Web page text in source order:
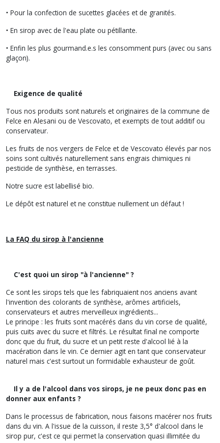
• Pour la confection de sucettes glacées et de granités.
• En sirop avec de l'eau plate ou pétillante.
• Enfin les plus gourmand.e.s les consomment purs (avec ou sans
glaçon).
Exigence de qualité
Tous nos produits sont naturels et originaires de la commune de
Felce en Alesani ou de Vescovato, et exempts de tout additif ou
conservateur.
Les fruits de nos vergers de Felce et de Vescovato élevés par nos
soins sont cultivés naturellement sans engrais chimiques ni
pesticide de synthèse, en terrasses.
Notre sucre est labellisé bio.
Le dépôt est naturel et ne constitue nullement un défaut !
La FAQ du sirop à l'ancienne
C'est quoi un sirop "à l'ancienne" ?
Ce sont les sirops tels que les fabriquaient nos anciens avant
l'invention des colorants de synthèse, arômes artificiels,
conservateurs et autres merveilleux ingrédients...
Le principe : les fruits sont macérés dans du vin corse de qualité,
puis cuits avec du sucre et filtrés. Le résultat final ne comporte
donc que du fruit, du sucre et un petit reste d'alcool lié à la
macération dans le vin. Ce dernier agit en tant que conservateur
naturel mais c'est surtout un formidable exhausteur de goût.
Il y a de l'alcool dans vos sirops, je ne peux donc pas en
donner aux enfants ?
Dans le processus de fabrication, nous faisons macérer nos fruits
dans du vin. A l'issue de la cuisson, il reste 3,5° d'alcool dans le
sirop pur, c'est ce qui permet la conservation quasi illimitée du